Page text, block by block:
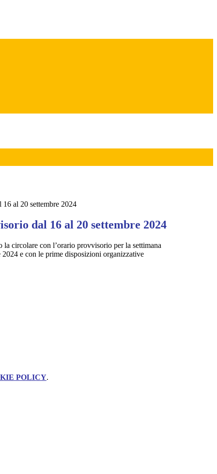
al 20 settembre 2024
dal 16 al 20 settembre 2024
la circolare con l’orario provvisorio per la settimana
2024 e con le prime disposizioni organizzative
POLICY.